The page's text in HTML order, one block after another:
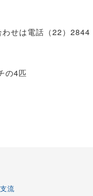
せは電話（22）2844
の4匹
流